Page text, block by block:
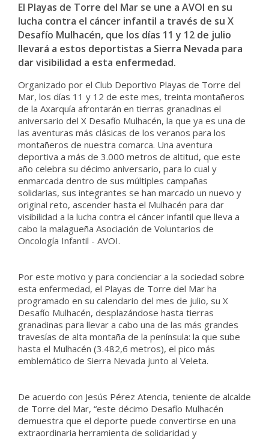
El Playas de Torre del Mar se une a AVOI en su
lucha contra el cáncer infantil a través de su X
Desafío Mulhacén, que los días 11 y 12 de julio
llevará a estos deportistas a Sierra Nevada para
dar visibilidad a esta enfermedad.
Organizado por el Club Deportivo Playas de Torre del
Mar, los días 11 y 12 de este mes, treinta montañeros
de la Axarquía afrontarán en tierras granadinas el
aniversario del X Desafío Mulhacén, la que ya es una de
las aventuras más clásicas de los veranos para los
montañeros de nuestra comarca. Una aventura
deportiva a más de 3.000 metros de altitud, que este
año celebra su décimo aniversario, para lo cual y
enmarcada dentro de sus múltiples campañas
solidarias, sus integrantes se han marcado un nuevo y
original reto, ascender hasta el Mulhacén para dar
visibilidad a la lucha contra el cáncer infantil que lleva a
cabo la malagueña Asociación de Voluntarios de
Oncología Infantil - AVOI.
Por este motivo y para concienciar a la sociedad sobre
esta enfermedad, el Playas de Torre del Mar ha
programado en su calendario del mes de julio, su X
Desafío Mulhacén, desplazándose hasta tierras
granadinas para llevar a cabo una de las más grandes
travesías de alta montaña de la península: la que sube
hasta el Mulhacén (3.482,6 metros), el pico más
emblemático de Sierra Nevada junto al Veleta.
De acuerdo con Jesús Pérez Atencia, teniente de alcalde
de Torre del Mar, “este décimo Desafío Mulhacén
demuestra que el deporte puede convertirse en una
extraordinaria herramienta de solidaridad y